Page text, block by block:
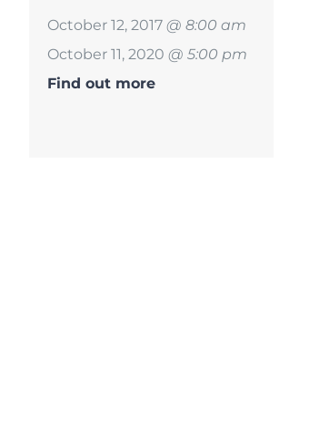
October 12, 2017 @ 8:00 am
October 11, 2020 @ 5:00 pm
Find out more